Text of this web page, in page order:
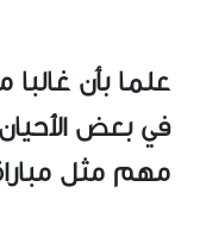
علما بأن غالبا
في بعض
مهم مثل